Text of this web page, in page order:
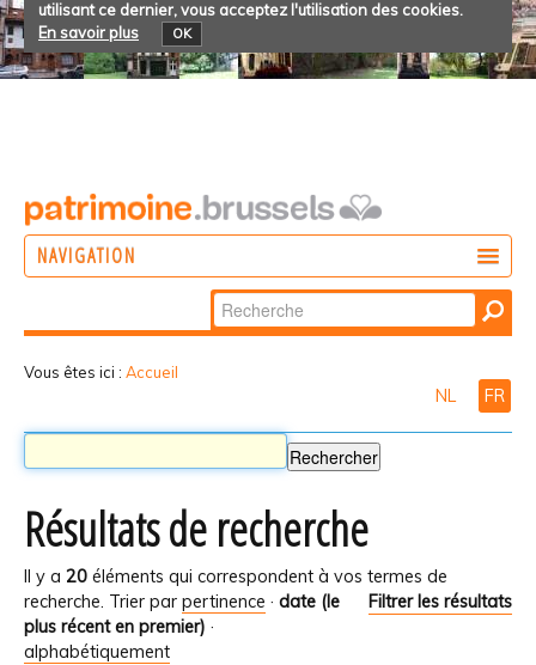
utilisant ce dernier, vous acceptez l'utilisation des cookies.
En savoir plus
OK
NAVIGATION
Chercher par
Recherche
Vous êtes ici : Accueil
NL FR
Résultats de recherche
Il y a 20 éléments qui correspondent à vos termes de
recherche.
Filtrer les résultats
Trier par pertinence · date (le
plus récent en premier) ·
alphabétiquement